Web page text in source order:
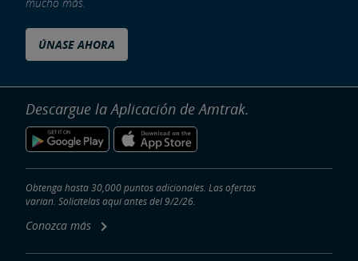
ÚNASE AHORA
Descargue la Aplicación de Amtrak.
Obtenga hasta 30,000 puntos adicionales. Las ofertas
varían. Solicítelas aquí antes del 9/2/26.
Conozca más